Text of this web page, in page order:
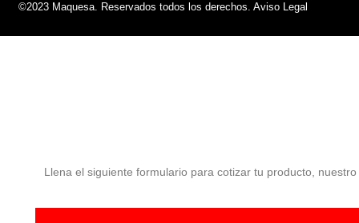
©2023 Maquesa. Reservados todos los derechos. Aviso Legal
Llena el siguiente formulario para cotizar tu producto,